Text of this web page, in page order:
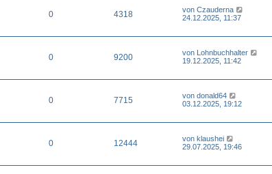
0 4318 von Czauderna
24.12.2025, 11:37
0 9200 von Lohnbuchhalter
19.12.2025, 11:42
0 7715 von donald64
03.12.2025, 19:12
0 12444 von klaushei
29.07.2025, 19:46